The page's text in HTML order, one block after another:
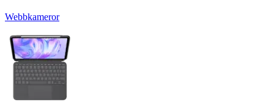
Webbkameror